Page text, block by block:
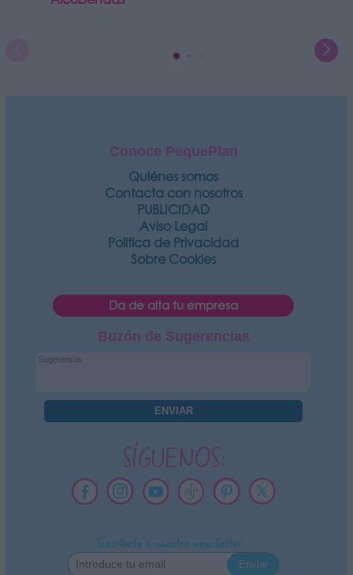
Conoce PequePlan
Quiénes somos
Contacta con nosotros
PUBLICIDAD
Aviso Legal
Política de Privacidad
Sobre Cookies
Da de alta tu empresa
Buzón de Sugerencias
SÍGUENOS:
Suscríbete a nuestra newsletter